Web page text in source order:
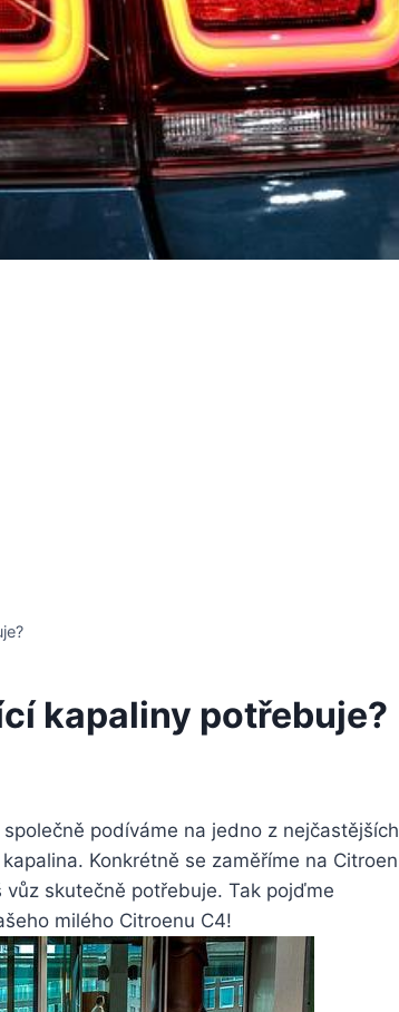
kapaliny potřebuje?
podíváme na jedno z nejčastějších
Konkrétně se zaměříme na Citroen
skutečně potřebuje. Tak pojďme
milého Citroenu C4!